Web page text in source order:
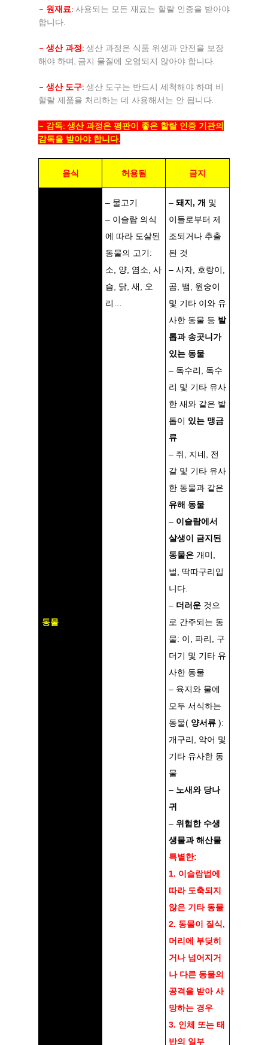
– 원재료: 사용되는 모든 재료는 할랄 인증을 받아야
합니다.
– 생산 과정: 생산 과정은 식품 위생과 안전을 보장
해야 하며, 금지 물질에 오염되지 않아야 합니다.
– 생산 도구: 생산 도구는 반드시 세척해야 하며 비
할랄 제품을 처리하는 데 사용해서는 안 됩니다.
– 감독: 생산 과정은 평판이 좋은 할랄 인증 기관의
감독을 받아야 합니다.
음식 허용됨 금지
동물
– 물고기
– 이슬람 의식
에 따라 도살된
동물의 고기:
소, 양, 염소, 사
슴, 닭, 새, 오
리…
– 돼지, 개 및
이들로부터 제
조되거나 추출
된 것
– 사자, 호랑이,
곰, 뱀, 원숭이
및 기타 이와 유
사한 동물 등 발
톱과 송곳니가
있는 동물
– 독수리, 독수
리 및 기타 유사
한 새와 같은 발
톱이 있는 맹금
류
– 쥐, 지네, 전
갈 및 기타 유사
한 동물과 같은
유해 동물
– 이슬람에서
살생이 금지된
동물은 개미,
벌, 딱따구리입
니다.
– 더러운 것으
로 간주되는 동
물: 이, 파리, 구
더기 및 기타 유
사한 동물
– 육지와 물에
모두 서식하는
동물( 양서류 ):
개구리, 악어 및
기타 유사한 동
물
– 노새와 당나
귀
– 위험한 수생
생물과 해산물
특별한:
1. 이슬람법에
따라 도축되지
않은 기타 동물
2. 동물이 질식,
머리에 부딪히
거나 넘어지거
나 다른 동물의
공격을 받아 사
망하는 경우
3. 인체 또는 태
반의 일부